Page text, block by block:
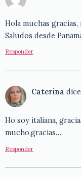
Hola muchas
Saludos desde
Responder
Caterina
Ho soy italiana,
mucho,gracias…
Responder